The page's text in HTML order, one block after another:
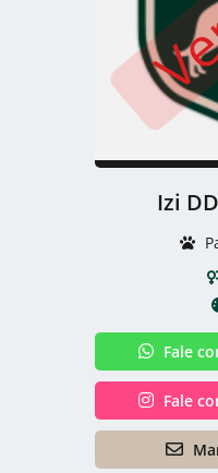
Izi
Fale
Fale